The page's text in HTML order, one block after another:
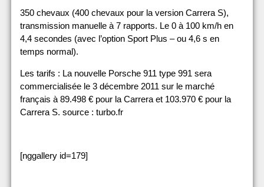
350 chevaux (400 chevaux pour la version Carrera S),
transmission manuelle à 7 rapports. Le 0 à 100 km/h en
4,4 secondes (avec l’option Sport Plus – ou 4,6 s en
temps normal).
Les tarifs : La nouvelle Porsche 911 type 991 sera
commercialisée le 3 décembre 2011 sur le marché
français à 89.498 € pour la Carrera et 103.970 € pour la
Carrera S. source : turbo.fr
[nggallery id=179]